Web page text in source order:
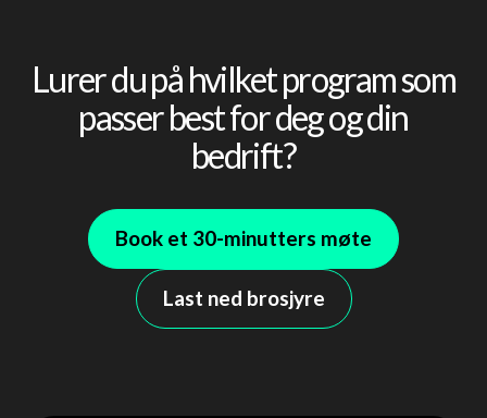
Lurer du på hvilket program som
passer best for deg og din
bedrift?
Book et 30-minutters møte
Last ned brosjyre